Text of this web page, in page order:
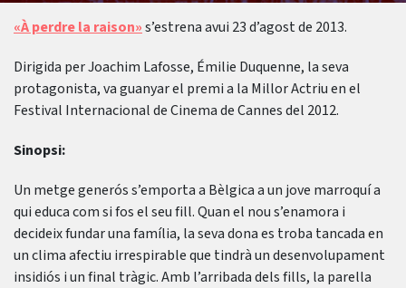
«À perdre la raison»s’estrena avui 23 d’agost de 2013.
Dirigida per Joachim Lafosse, Émilie Duquenne, la seva
protagonista, va guanyar el premi a la Millor Actriu en el
Festival Internacional de Cinema de Cannes del 2012.
Sinopsi:
Un metge generós s’emporta a Bèlgica a un jove marroquí a
qui educa com si fos el seu fill. Quan el nou s’enamora i
decideix fundar una família, la seva dona es troba tancada en
un clima afectiu irrespirable que tindrà un desenvolupament
insidiós i un final tràgic. Amb l’arribada dels fills, la parella